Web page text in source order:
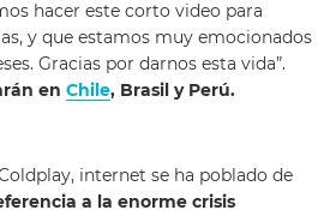
hacer este corto video para
y que estamos muy emocionados
Gracias por darnos esta vida”.
en Chile, Brasil y Perú.
internet se ha poblado de
a la enorme crisis